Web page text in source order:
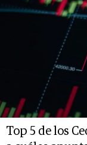
Top 5 de los